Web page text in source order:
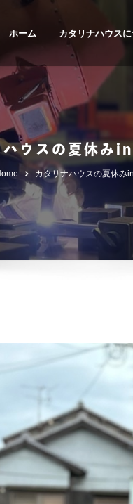
ホーム カタリナハウス
ハウスの夏休み
カタリナハウスの夏休み